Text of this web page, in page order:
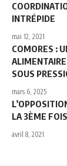
INTRÉPIDE
mai 12, 2021
COMORES :
SOUS
mars 6, 2025
LA 3ÈME
avril 8, 2021